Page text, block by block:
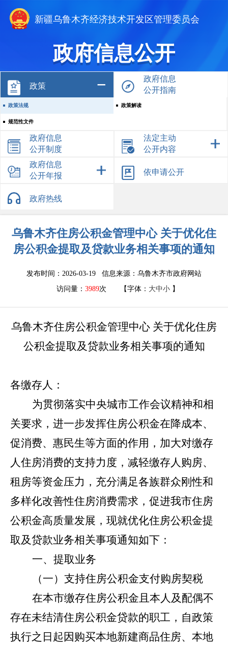
新疆乌鲁木齐经济技术开发区管理委员会
政府信息公开
政策
政策法规 政策解读
规范性文件
政府信息
公开指南
政府信息
公开制度
法定主动
公开内容
政府信息
公开年报
依申请公开
政府热线
乌鲁木齐住房公积金管理中心 关于优化住
房公积金提取及贷款业务相关事项的通知
发布时间：2026-03-19 信息来源： 乌鲁木齐市政府网站
访问量： 3989次 【字体： 大中小 】
乌鲁木齐住房公积金管理中心 关于优化住房
公积金提取及贷款业务相关事项的通知
各缴存人：
为贯彻落实中央城市工作会议精神和相
关要求，进一步发挥住房公积金在降成本、
促消费、惠民生等方面的作用，加大对缴存
人住房消费的支持力度，减轻缴存人购房、
租房等资金压力，充分满足各族群众刚性和
多样化改善性住房消费需求，促进我市住房
公积金高质量发展，现就优化住房公积金提
取及贷款业务相关事项通知如下：
一、提取业务
（一）支持住房公积金支付购房契税
在本市缴存住房公积金且本人及配偶不
存在未结清住房公积金贷款的职工，自政策
执行之日起因购买本地新建商品住房、本地